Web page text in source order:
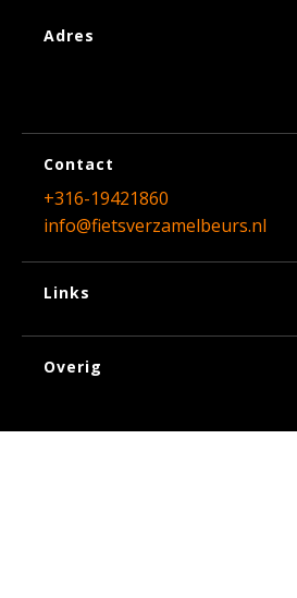
Adres
Contact
+316-19421860
info@fietsverzamelbeurs.nl
Links
Overig